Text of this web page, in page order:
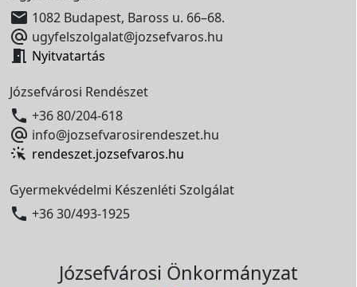
 1082 Budapest, Baross u. 66–68.
 ugyfelszolgalat@jozsefvaros.hu
 Nyitvatartás
Józsefvárosi Rendészet
 +36 80/204-618
 info@jozsefvarosirendeszet.hu
rendeszet.jozsefvaros.hu
Gyermekvédelmi Készenléti Szolgálat
 +36 30/493-1925
Józsefvárosi Önkormányzat